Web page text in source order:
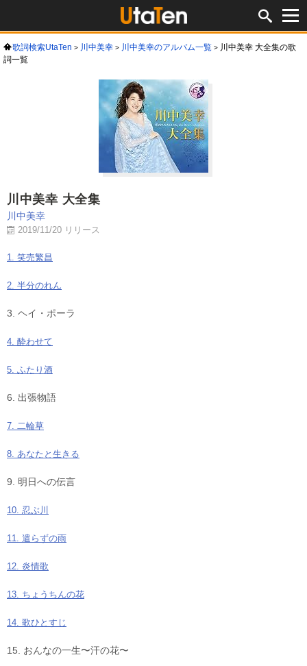
歌詞検索UtaTen 川中美幸 川中美幸のアルバム一覧
川中美幸 大全集の歌
詞一覧
川中美幸 大全集
川中美幸
2019/11/20 リリース
1. 笑売繁昌
2. 半分のれん
3. ヘイ・ポーラ
4. 酔わせて
5. ふたり酒
6. 出張物語
7. 二輪草
8. あなたと生きる
9. 明日への伝言
10. 忍ぶ川
11. 遣らずの雨
12. 炎情歌
13. ちょうちんの花
14. 歌ひとすじ
15. おんなの一生〜汗の花〜